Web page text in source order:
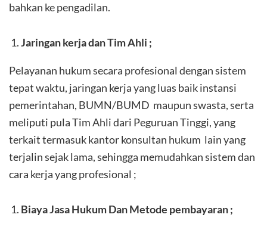
bahkan ke pengadilan.
Jaringan kerja dan Tim Ahli ;
Pelayanan hukum secara profesional dengan sistem
tepat waktu, jaringan kerja yang luas baik instansi
pemerintahan, BUMN/BUMD maupun swasta, serta
meliputi pula Tim Ahli dari Peguruan Tinggi, yang
terkait termasuk kantor konsultan hukum lain yang
terjalin sejak lama, sehingga memudahkan sistem dan
cara kerja yang profesional ;
Biaya Jasa Hukum Dan Metode pembayaran ;